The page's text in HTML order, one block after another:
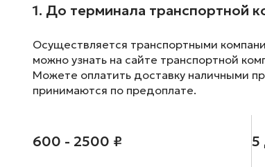
1. До терминала транспортной
Осуществляется транспортными
можно узнать на сайте транспортной
Можете оплатить доставку наличными
принимаются по предоплате.
600 - 2500 ₽ 5